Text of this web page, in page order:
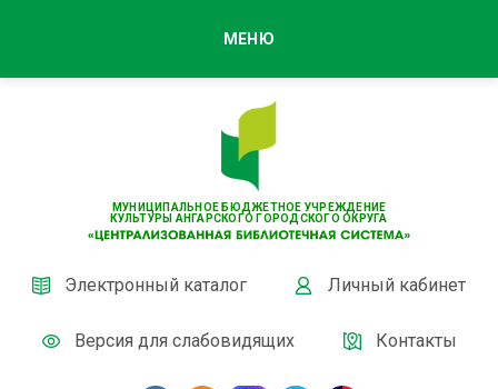
МУНИЦИПАЛЬНОЕ БЮДЖЕТНОЕ УЧРЕЖДЕНИЕ
КУЛЬТУРЫ АНГАРСКОГО ГОРОДСКОГО ОКРУГА
Электронный каталог Личный кабинет
Версия для слабовидящих Контакты
МЕНЮ